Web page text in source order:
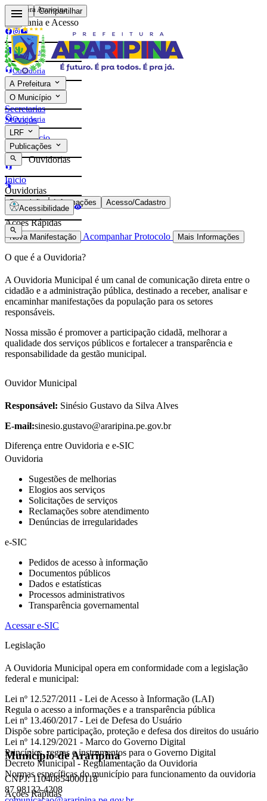
Prefeitura Araripina
Contatos
Ouvidoria
e-Sic
Contatos
Ouvidoria
e-Sic
Acessibilidade
A Prefeitura
O Município
Secretarias
Serviços
LRF
Publicações
Voltar Compartilhar
Cidadania e Acesso
Início
Ouvidorias
Início
Ouvidorias
Descrição Informações Acesso/Cadastro
Ações Rápidas
Nova Manifestação Acompanhar Protocolo Mais Informações
O que é a Ouvidoria?
A Ouvidoria Municipal é um canal de comunicação direta entre o
cidadão e a administração pública, destinado a receber, analisar e
encaminhar manifestações da população para os setores
responsáveis.
Nossa missão é promover a participação cidadã, melhorar a
qualidade dos serviços públicos e fortalecer a transparência e
responsabilidade da gestão municipal.
Ouvidor Municipal
Responsável: Sinésio Gustavo da Silva Alves
E-mail:sinesio.gustavo@araripina.pe.gov.br
Diferença entre Ouvidoria e e-SIC
Ouvidoria
Sugestões de melhorias
Elogios aos serviços
Solicitações de serviços
Reclamações sobre atendimento
Denúncias de irregularidades
e-SIC
Pedidos de acesso à informação
Documentos públicos
Dados e estatísticas
Processos administrativos
Transparência governamental
Acessar e-SIC
Legislação
A Ouvidoria Municipal opera em conformidade com a legislação
federal e municipal:
Lei nº 12.527/2011 - Lei de Acesso à Informação (LAI)
Regula o acesso a informações e a transparência pública
Lei nº 13.460/2017 - Lei de Defesa do Usuário
Dispõe sobre participação, proteção e defesa dos direitos do usuário
Lei nº 14.129/2021 - Marco do Governo Digital
Princípios, regras e instrumentos para o Governo Digital
Decreto Municipal - Regulamentação da Ouvidoria
Normas específicas do município para funcionamento da ouvidoria
Ações Rápidas
Município de Araripina
CNPJ: 11040854000118
87 98132-4208